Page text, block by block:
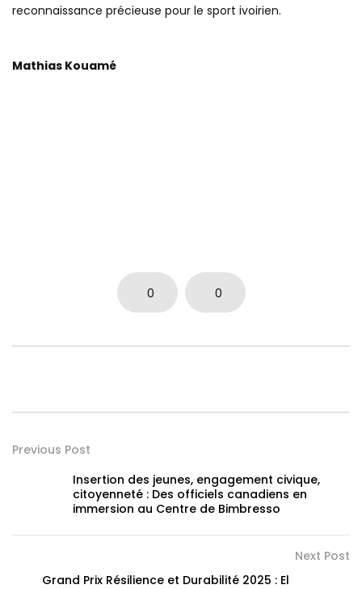
reconnaissance précieuse pour le sport ivoirien.
Mathias Kouamé
0 0
Previous Post
Insertion des jeunes, engagement civique,
citoyenneté : Des officiels canadiens en
immersion au Centre de Bimbresso
Next Post
Grand Prix Résilience et Durabilité 2025 : El